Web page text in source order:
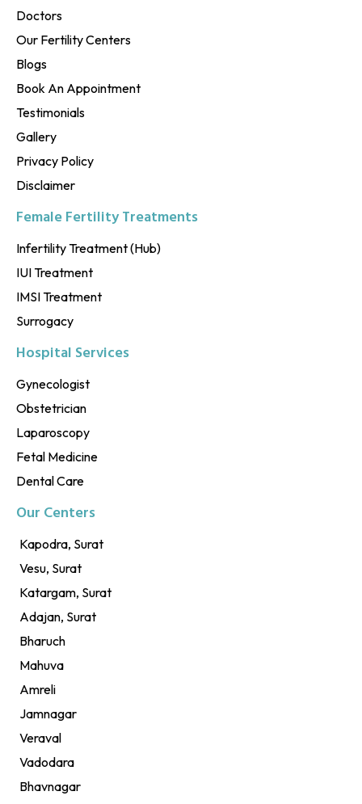
Doctors
Our Fertility Centers
Blogs
Book An Appointment
Testimonials
Gallery
Privacy Policy
Disclaimer
Female Fertility Treatments
Infertility Treatment (Hub)
IUI Treatment
IMSI Treatment
Surrogacy
Hospital Services
Gynecologist
Obstetrician
Laparoscopy
Fetal Medicine
Dental Care
Our Centers
Kapodra, Surat
Vesu, Surat
Katargam, Surat
Adajan, Surat
Bharuch
Mahuva
Amreli
Jamnagar
Veraval
Vadodara
Bhavnagar